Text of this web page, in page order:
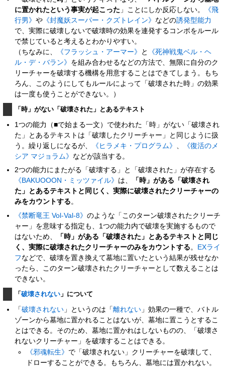
に置かれたという事実が起こった 」ことにしか反応しない。
《飛
行男》や 《封魔妖スーパー・クズトレイン》 などの誘発型能力
で、実際に破壊しないで破壊時の効果を連発するコンボをルール
で禁じていると考えるとわかりやすい。
（ちなみに、
《フラッシュ・アーマー》 と
《死神戦鬼ベル・ヘ
ル・デ・バラン》 を組み合わせるなどの方法で、無限に自分のク
リーチャーを破壊する機構を用意することはできてしまう。もち
ろん、このようにしてもルールによって「破壊された時」の効果
は一度も使うことができない。）
「時」がない「破壊された」とあるテキスト
1つの能力（■で始まる一文）で使われた「時」がない「破壊され
た」とあるテキストは「破壊したクリーチャー」と同じように扱
う。繰り返しになるが、
《ヒラメキ・プログラム》
《復活のメ
シア マジョラム》 などが該当する。
2つの能力にまたがる「破壊する」と「破壊された」が存在する
《BAKUOOON・ミッツァイル》 は、
「時」がある「破壊され
た」とあるテキストと同じく、実際に破壊されたクリーチャーの
みをカウントする。
《禁断竜王 Vol-Val-8》のような「このターン破壊されたクリーチ
ャー」を意味する指定も、1つの能力内で破壊を実施するもので
はないため、
「時」がある「破壊された」とあるテキストと同じ
く、実際に破壊されたクリーチャーのみをカウントする。
EXライ
フなどで、破壊を置き換えて墓地に置いたという結果が残せなか
ったら、このターン破壊されたクリーチャーとして数えることは
できない。
「破壊されない 」について
「破壊されない 」というのは「離れない 」効果の一種で、バトル
ゾーンから墓地に置かれることはないが、墓地に置こうとするこ
とはできる。そのため、墓地に置かれはしないものの、「破壊さ
れないクリーチャー」を破壊することはできる。
《邪魂転生》 で「破壊されない」クリーチャーを破壊して、
ドローすることができる。もちろん、墓地には置かれない。